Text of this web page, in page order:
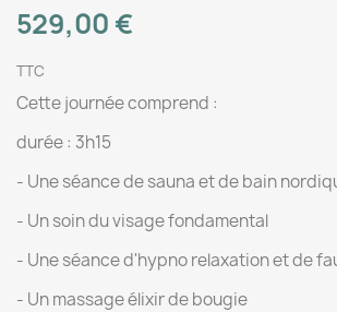
529,00 €
TTC
Cette journée comprend :
durée : 3h15
- Une séance de sauna et de bain
- Un soin du visage fondamental
- Une séance d'hypno relaxation et de
- Un massage élixir de bougie